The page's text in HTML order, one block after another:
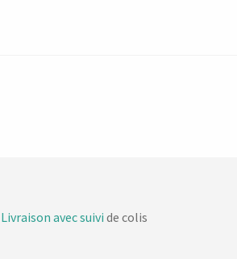
Livraison avec suivi de colis